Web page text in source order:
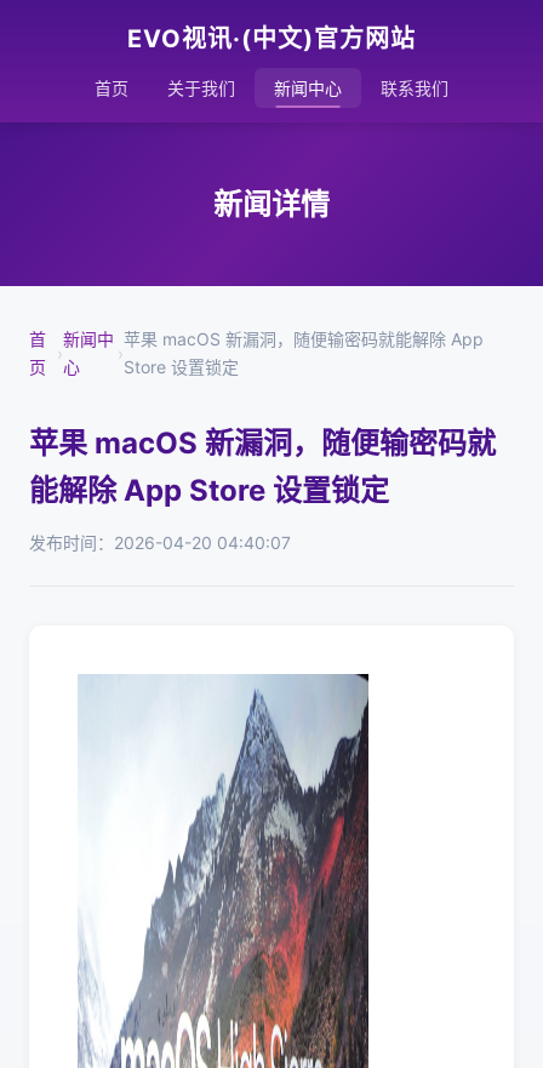
EVO视讯·(中文)官方网站
首页 关于我们 新闻中心 联系我们
新闻详情
首
页
›
新闻中
心
›
苹果 macOS 新漏洞，随便输密码就能解除 App
Store 设置锁定
苹果 macOS 新漏洞，随便输密码就
能解除 App Store 设置锁定
发布时间：2026-04-20 04:40:07